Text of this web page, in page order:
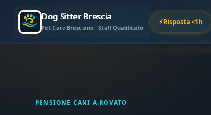
Dog Sitter Brescia
Pet Care Bresciano · Staff Qualificato
⚡Risposta <1h
PENSIONE CANI A ROVATO